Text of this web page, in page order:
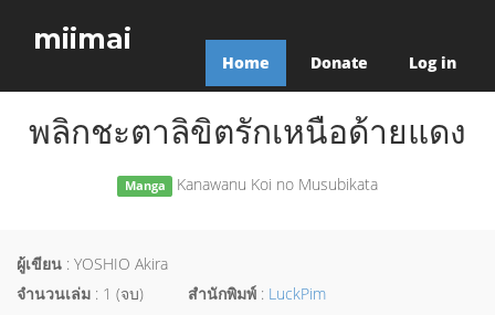
miimai
Home Donate Log in
พลิกชะตาลิขิตรักเหนือด้ายแดง
Manga Kanawanu Koi no Musubikata
ผู้เขียน : YOSHIO Akira
จำนวนเล่ม : 1 (จบ) สำนักพิมพ์ : LuckPim